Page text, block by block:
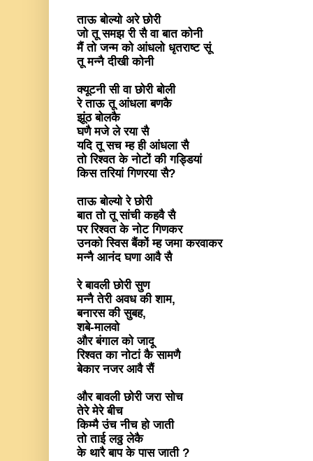
ताऊ बोल्यो अरे छोरी
जो तू समझ री सै वा बात कोनी
मैं तो जन्म को आंधलो धृतराष्ट सूं
तू मन्नै दीखी कोनी
क्यूटनी सी वा छोरी बोली
रे ताऊ तू आंधला बणकै
झूंठ बोलकै
घणै मजे ले रया सै
यदि तू सच म्ह ही आंधला सै
तो रिश्वत के नोटों की गड्डियां
किस तरियां गिणरया सै?
ताऊ बोल्यो रे छोरी
बात तो तू सांची कहवै सै
पर रिश्वत के नोट गिणकर
उनको स्विस बैंकों म्ह जमा करवाकर
मन्नै आनंद घणा आवै सै
रे बावली छोरी सुण
मन्नै तेरी अवध की शाम,
बनारस की सुबह,
शबे-मालवो
और बंगाल को जादू
रिश्वत का नोटां कै सामणै
बेकार नजर आवै सैं
और बावली छोरी जरा सोच
तेरे मेरे बीच
किम्मै उंच नीच हो जाती
तो ताई लठ्ठ लेकै
के थारै बाप के पास जाती ?